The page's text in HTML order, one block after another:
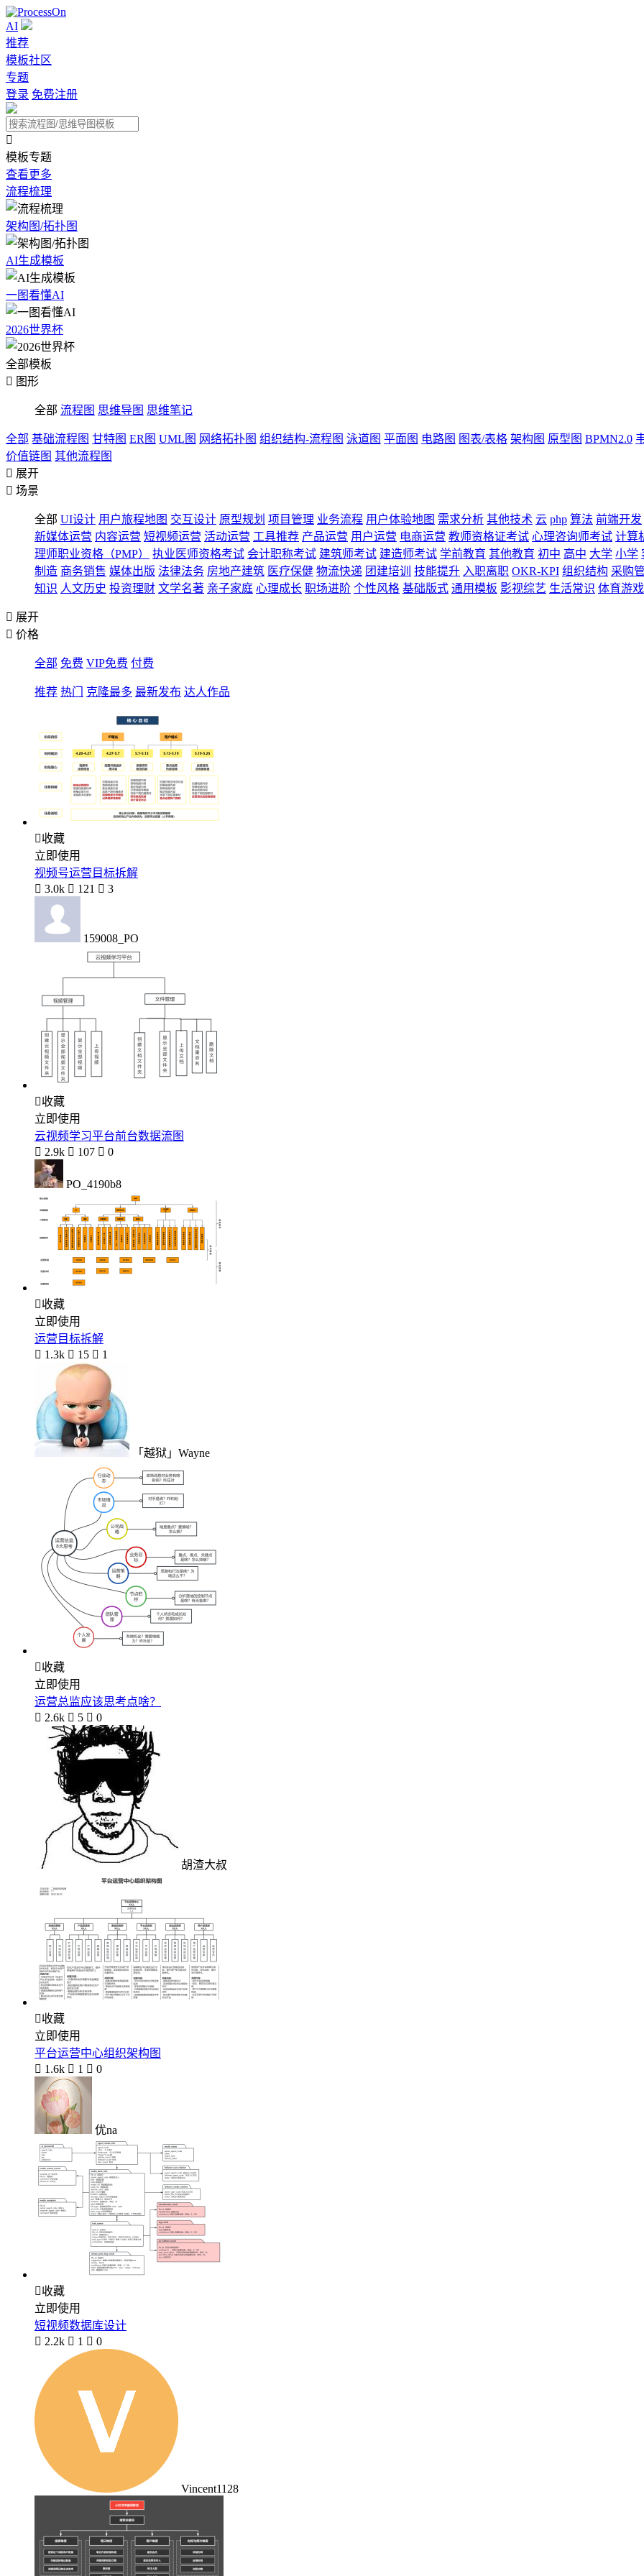
AI
推荐
模板社区
专题
登录 免费注册

模板专题
查看更多
流程梳理
架构图/拓扑图
AI生成模板
一图看懂AI
2026世界杯
全部模板
 图形
全部 流程图 思维导图 思维笔记
全部 基础流程图 甘特图 ER图 UML图 网络拓扑图 组织结构-流程图 泳道图 平面图 电路图 图表/表格 架构图 原型图 BPMN2.0
价值链图 其他流程图
 展开
 场景
全部 UI设计 用户旅程地图 交互设计 原型规划 项目管理 业务流程 用户体验地图 需求分析 其他技术 云 php 算法 前端开发
新媒体运营 内容运营 短视频运营 活动运营 工具推荐 产品运营 用户运营 电商运营 教师资格证考试 心理咨询师考试 计算
理师职业资格（PMP）
执业医师资格考试 会计职称考试 建筑师考试 建造师考试 学前教育 其他教育 初中 高中 大学 小学
制造 商务销售 媒体出版 法律法务 房地产建筑 医疗保健 物流快递 团建培训 技能提升 入职离职 OKR-KPI 组织结构 采购
知识 人文历史 投资理财 文学名著 亲子家庭 心理成长 职场进阶 个性风格 基础版式 通用模板 影视综艺 生活常识 体育游戏
 展开
 价格
全部 免费 VIP免费 付费
推荐 热门 克隆最多 最新发布 达人作品
收藏
立即使用
视频号运营目标拆解
 3.0k  121  3
159008_PO
收藏
立即使用
云视频学习平台前台数据流图
 2.9k  107  0
PO_4190b8
收藏
立即使用
运营目标拆解
 1.3k  15  1
「越狱」Wayne
收藏
立即使用
运营总监应该思考点啥？
 2.6k  5  0
胡渣大叔
收藏
立即使用
平台运营中心组织架构图
 1.6k  1  0
优na
收藏
立即使用
短视频数据库设计
 2.2k  1  0
Vincent1128